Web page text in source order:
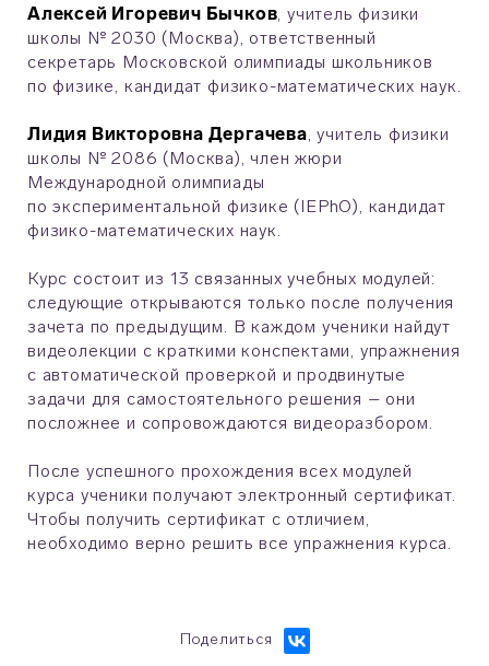
Алексей Игоревич Бычков, учитель физики
школы № 2030 (Москва), ответственный
секретарь Московской олимпиады школьников
по физике, кандидат физико-математических наук.
Лидия Викторовна Дергачева, учитель физики
школы № 2086 (Москва), член жюри
Международной олимпиады
по экспериментальной физике (IEPhO), кандидат
физико-математических наук.
Курс состоит из 13 связанных учебных модулей:
следующие открываются только после получения
зачета по предыдущим. В каждом ученики найдут
видеолекции с краткими конспектами, упражнения
с автоматической проверкой и продвинутые
задачи для самостоятельного решения – они
посложнее и сопровождаются видеоразбором.
После успешного прохождения всех модулей
курса ученики получают электронный сертификат.
Чтобы получить сертификат с отличием,
необходимо верно решить все упражнения курса.
Поделиться